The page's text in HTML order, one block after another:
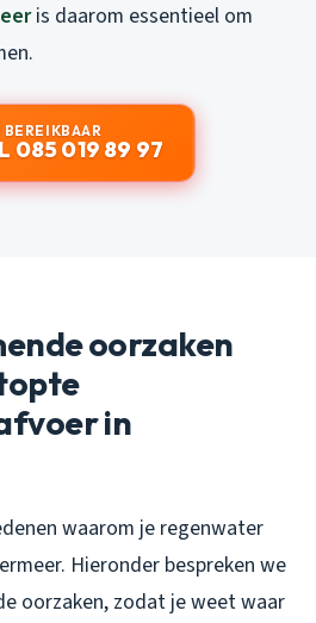
is daarom essentieel om
BEREIKBAAR
085 019 89 97
oorzaken
in
waarom je regenwater
Hieronder bespreken we
oorzaken, zodat je weet waar